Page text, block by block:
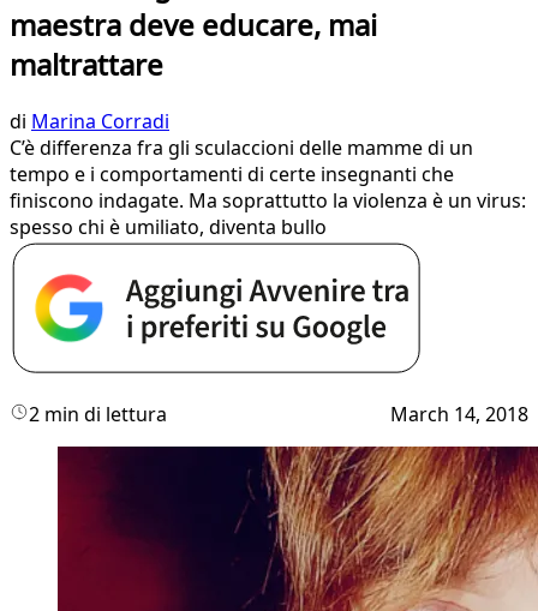
maestra deve educare, mai
maltrattare
di Marina Corradi
C’è differenza fra gli sculaccioni delle mamme di un
tempo e i comportamenti di certe insegnanti che
finiscono indagate. Ma soprattutto la violenza è un virus:
spesso chi è umiliato, diventa bullo
2 min di lettura March 14, 2018